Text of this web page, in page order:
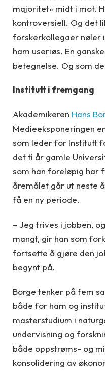
majoritet» midt i mot.
kontroversiell. Og det
forskerkollegaer nøler
ham useriøs. En
betegnelse. Og som
Institutt i fremgang
Akademikeren Hans
Medieeksponeringen
som leder for Institutt
det ti år gamle
som han foreløpig har
åremålet går ut neste
få en ny periode.
– Jeg trives i jobben,
mangt, gir han som
fortsette å gjøre den
begynt på.
Borge tenker på fem
både for ham og
masterstudium i
undervisning og
både oppstrøms- og
konsolidering av